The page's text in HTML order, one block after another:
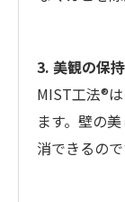
3. 美観の保持
MIST工法®
ます。壁の
消できるので